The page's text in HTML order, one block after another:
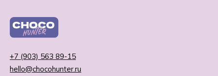
+7 (903) 563 89-15
hello@chocohunter.ru